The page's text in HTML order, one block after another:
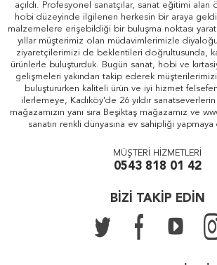
açıldı. Profesyonel sanatçılar, sanat eğitimi alan
hobi düzeyinde ilgilenen herkesin bir araya
malzemelere erişebildiği bir buluşma noktası
yıllar müşterimiz olan müdavimlerimizle
ziyaretçilerimizi de beklentileri doğrultusunda,
ürünlerle buluşturduk. Bugün sanat, hobi ve
gelişmeleri yakından takip ederek
buluştururken kaliteli ürün ve iyi hizmet
ilerlemeye, Kadıköy'de 26 yıldır
mağazamızın yanı sıra Beşiktaş mağazamız ve
sanatın renkli dünyasına ev sahipliği
MÜŞTERİ HİZMETLERİ
0543 818 01 42
BİZİ TAKİP EDİN